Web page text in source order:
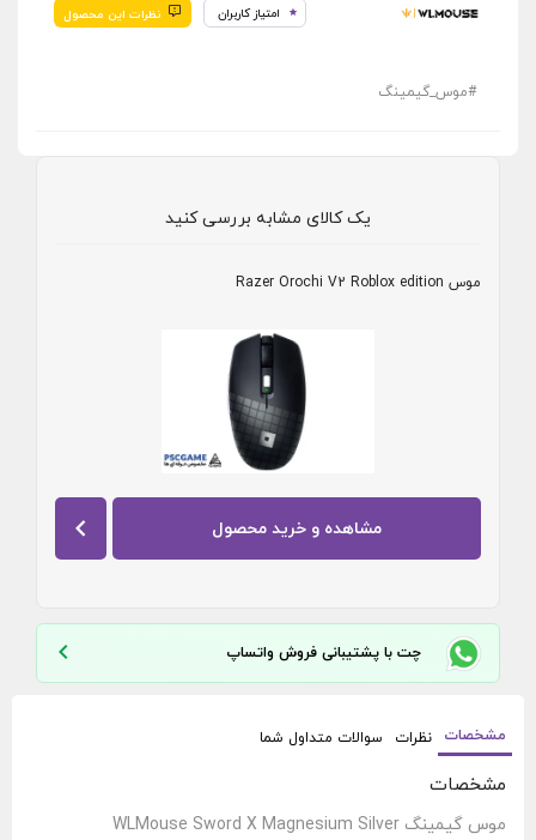
یک کالای مشابه بررسی کنید
موس Razer Orochi V2 Roblox edition
مشاهده و خرید محصول
چت با پشتیبانی فروش واتساپ
امتیاز کاربران نظرات این محصول
#موس_گیمینگ
مشخصات نظرات سوالات متداول شما
مشخصات
موس گیمینگ WLMouse Sword X Magnesium Silver